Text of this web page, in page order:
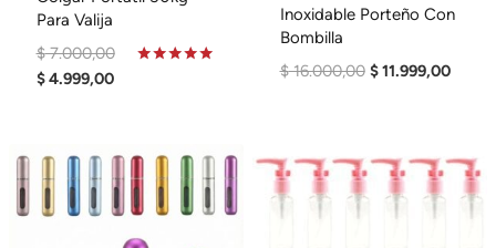
Para Valija
$7.000,00El
Precio
$ 7.000,00.
$4.999,00El
Es:
$ 4.999,00.
Inoxidable Porteño Con
Bombilla
$16.000,00 El
$ 16.000,00.
$11.999,00El
$